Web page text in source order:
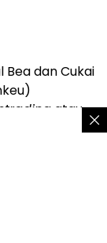
dan Cukai
atau